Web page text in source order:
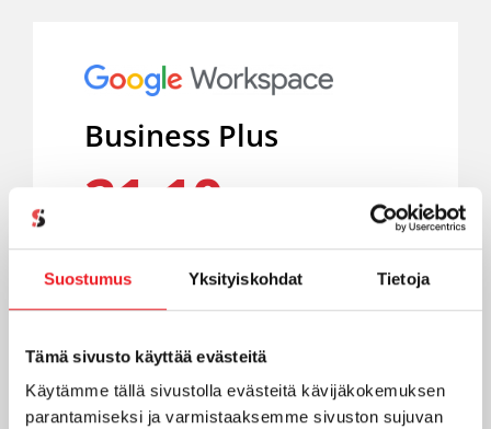
Suostumus Yksityiskohdat Tietoja
Tämä sivusto käyttää evästeitä
Käytämme tällä sivustolla evästeitä kävijäkokemuksen
parantamiseksi ja varmistaaksemme sivuston sujuvan
Business Plus
21,10 €/kk/käyttäjä +alv
TILAA
Suojattu yrityssähköposti omalla
verkkotunnuksella sekä e-
Discovery ja